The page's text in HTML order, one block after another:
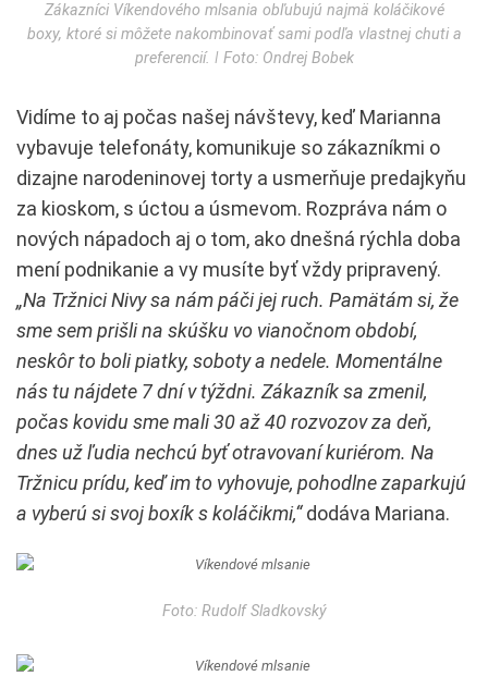
Zákazníci Víkendového mlsania obľubujú najmä koláčikové
boxy, ktoré si môžete nakombinovať sami podľa vlastnej chuti a
preferencií. ǀ Foto: Ondrej Bobek
Vidíme to aj počas našej návštevy, keď Marianna
vybavuje telefonáty, komunikuje so zákazníkmi o
dizajne narodeninovej torty a usmerňuje predajkyňu
za kioskom, s úctou a úsmevom. Rozpráva nám o
nových nápadoch aj o tom, ako dnešná rýchla doba
mení podnikanie a vy musíte byť vždy pripravený.
„Na Tržnici Nivy sa nám páči jej ruch. Pamätám si, že
sme sem prišli na skúšku vo vianočnom období,
neskôr to boli piatky, soboty a nedele. Momentálne
nás tu nájdete 7 dní v týždni. Zákazník sa zmenil,
počas kovidu sme mali 30 až 40 rozvozov za deň,
dnes už ľudia nechcú byť otravovaní kuriérom. Na
Tržnicu prídu, keď im to vyhovuje, pohodlne zaparkujú
a vyberú si svoj boxík s koláčikmi,“dodáva Mariana.
Foto: Rudolf Sladkovský